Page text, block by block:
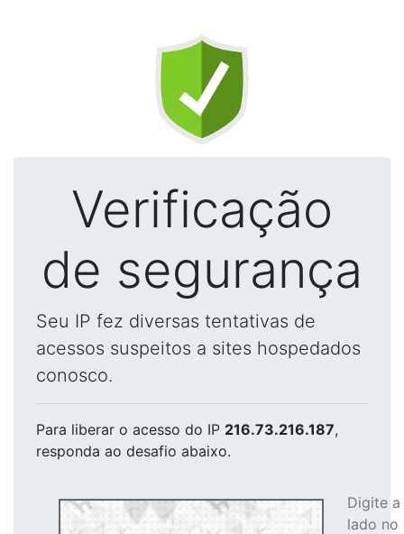
Verificação
de segurança
Seu IP fez diversas tentativas de
acessos suspeitos a sites hospedados
conosco.
Para liberar o acesso do IP 216.73.216.187,
responda ao desafio abaixo.
Digite
lado no